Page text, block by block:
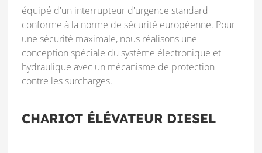
équipé d'un interrupteur d'urgence standard
conforme à la norme de sécurité européenne. Pour
une sécurité maximale, nous réalisons une
conception spéciale du système électronique et
hydraulique avec un mécanisme de protection
contre les surcharges.
CHARIOT ÉLÉVATEUR DIESEL